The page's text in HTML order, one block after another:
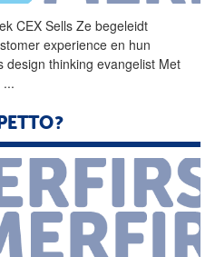
CEX Sells Ze begeleidt
experience en hun
design thinking evangelist Met
...